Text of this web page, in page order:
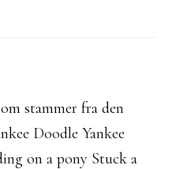
stammer fra den
Doodle Yankee
on a pony Stuck a